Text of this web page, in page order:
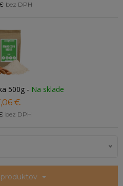
bez DPH
500g- Na sklade
€
bez DPH